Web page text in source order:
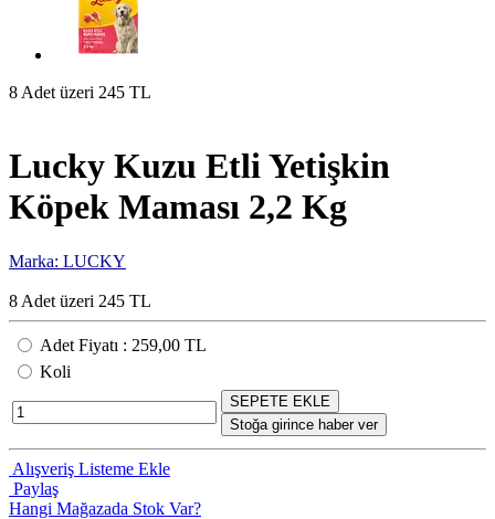
8 Adet üzeri 245 TL
Lucky Kuzu Etli Yetişkin
Köpek Maması 2,2 Kg
Marka: LUCKY
8 Adet üzeri 245 TL
Adet Fiyatı : 259,00 TL
Koli
SEPETE EKLE
Stoğa girince haber ver
Alışveriş Listeme Ekle
Paylaş
Hangi Mağazada Stok Var?